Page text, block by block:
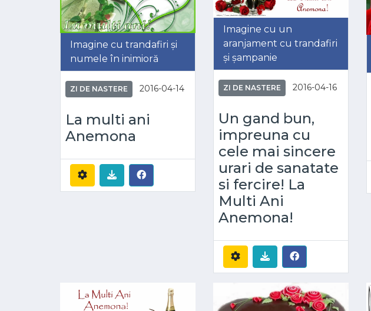
Imagine cu trandafiri și
numele în inimioră
ZI DE NASTERE 2016-04-14
La multi ani
Anemona
Imagine cu un
aranjament cu trandafiri
și șampanie
ZI DE NASTERE 2016-04-16
Un gand bun,
impreuna cu
cele mai sincere
urari de sanatate
si fercire! La
Multi Ani
Anemona!